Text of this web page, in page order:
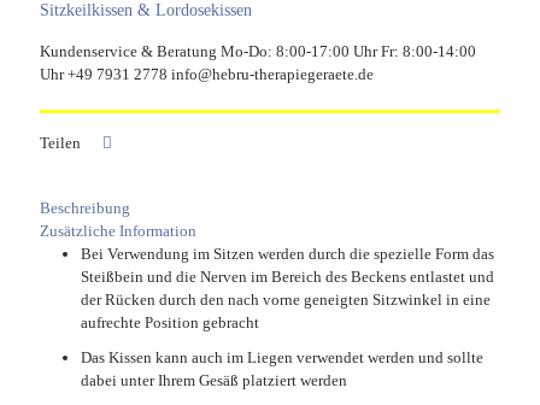
Sitzkeilkissen & Lordosekissen
Kundenservice & Beratung Mo-Do: 8:00-17:00 Uhr Fr: 8:00-14:00
Uhr +49 7931 2778 info@hebru-therapiegeraete.de
Teilen
Beschreibung
Zusätzliche Information
Bei Verwendung im Sitzen werden durch die spezielle Form das
Steißbein und die Nerven im Bereich des Beckens entlastet und
der Rücken durch den nach vorne geneigten Sitzwinkel in eine
aufrechte Position gebracht
Das Kissen kann auch im Liegen verwendet werden und sollte
dabei unter Ihrem Gesäß platziert werden